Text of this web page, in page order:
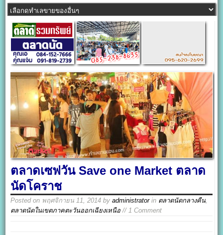
ตลาดเซฟวัน Save one Market ตลาด
นัดโคราช
Posted on พฤศจิกายน 11, 2014 byadministratorin ตลาดนัดกลางคืน,
ตลาดนัดในเขตภาคตะวันออกเฉียงเหนือ // 1 Comment